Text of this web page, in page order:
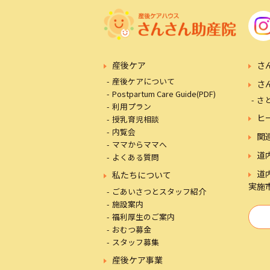
産後ケア
産後ケアについて
Postpartum Care Guide(PDF)
利用プラン
授乳育児相談
内覧会
ママからママへ
よくある質問
私たちについて
ごあいさつとスタッフ紹介
施設案内
福利厚生のご案内
おむつ募金
スタッフ募集
産後ケア事業
さ
さ
さ
ヒ
関
道
道
実施